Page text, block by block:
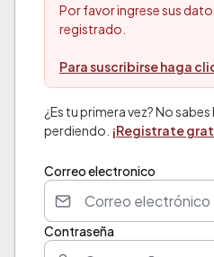
Por favor ingrese sus
registrado.
Para suscribirse haga
¿Es tu primera vez? No
perdiendo. ¡Registrate
Correo electronico
Contraseña